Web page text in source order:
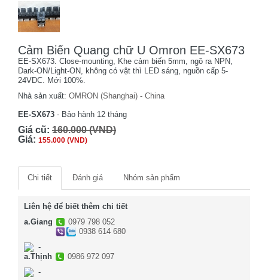
Cảm Biến Quang chữ U Omron EE-SX673
EE-SX673. Close-mounting, Khe cảm biến 5mm, ngõ ra NPN,
Dark-ON/Light-ON, không có vật thì LED sáng, nguồn cấp 5-
24VDC. Mới 100%.
Nhà sản xuất: OMRON (Shanghai) - China
EE-SX673 - Bảo hành 12 tháng
Giá cũ: 160.000 (VND)
Giá: 155.000 (VND)
Chi tiết Đánh giá Nhóm sản phẩm
Liên hệ để biết thêm chi tiết
a.Giang
0979 798 052
0938 614 680
-
a.Thịnh
0986 972 097
-